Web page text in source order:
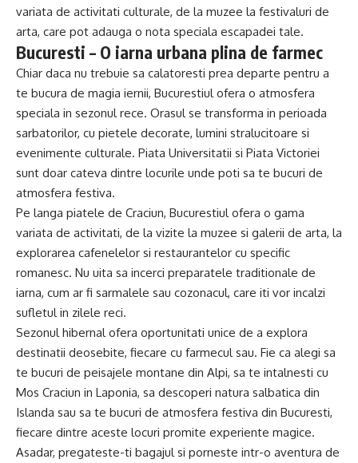
variata de activitati culturale, de la muzee la festivaluri de
arta, care pot adauga o nota speciala escapadei tale.
Bucuresti – O iarna urbana plina de farmec
Chiar daca nu trebuie sa calatoresti prea departe pentru a
te bucura de magia iernii, Bucurestiul ofera o atmosfera
speciala in sezonul rece. Orasul se transforma in perioada
sarbatorilor, cu pietele decorate, lumini stralucitoare si
evenimente culturale. Piata Universitatii si Piata Victoriei
sunt doar cateva dintre locurile unde poti sa te bucuri de
atmosfera festiva.
Pe langa piatele de Craciun, Bucurestiul ofera o gama
variata de activitati, de la vizite la muzee si galerii de arta, la
explorarea cafenelelor si restaurantelor cu specific
romanesc. Nu uita sa incerci preparatele traditionale de
iarna, cum ar fi sarmalele sau cozonacul, care iti vor incalzi
sufletul in zilele reci.
Sezonul hibernal ofera oportunitati unice de a explora
destinatii deosebite, fiecare cu farmecul sau. Fie ca alegi sa
te bucuri de peisajele montane din Alpi, sa te intalnesti cu
Mos Craciun in Laponia, sa descoperi natura salbatica din
Islanda sau sa te bucuri de atmosfera festiva din Bucuresti,
fiecare dintre aceste locuri promite experiente magice.
Asadar, pregateste-ti bagajul si porneste intr-o aventura de